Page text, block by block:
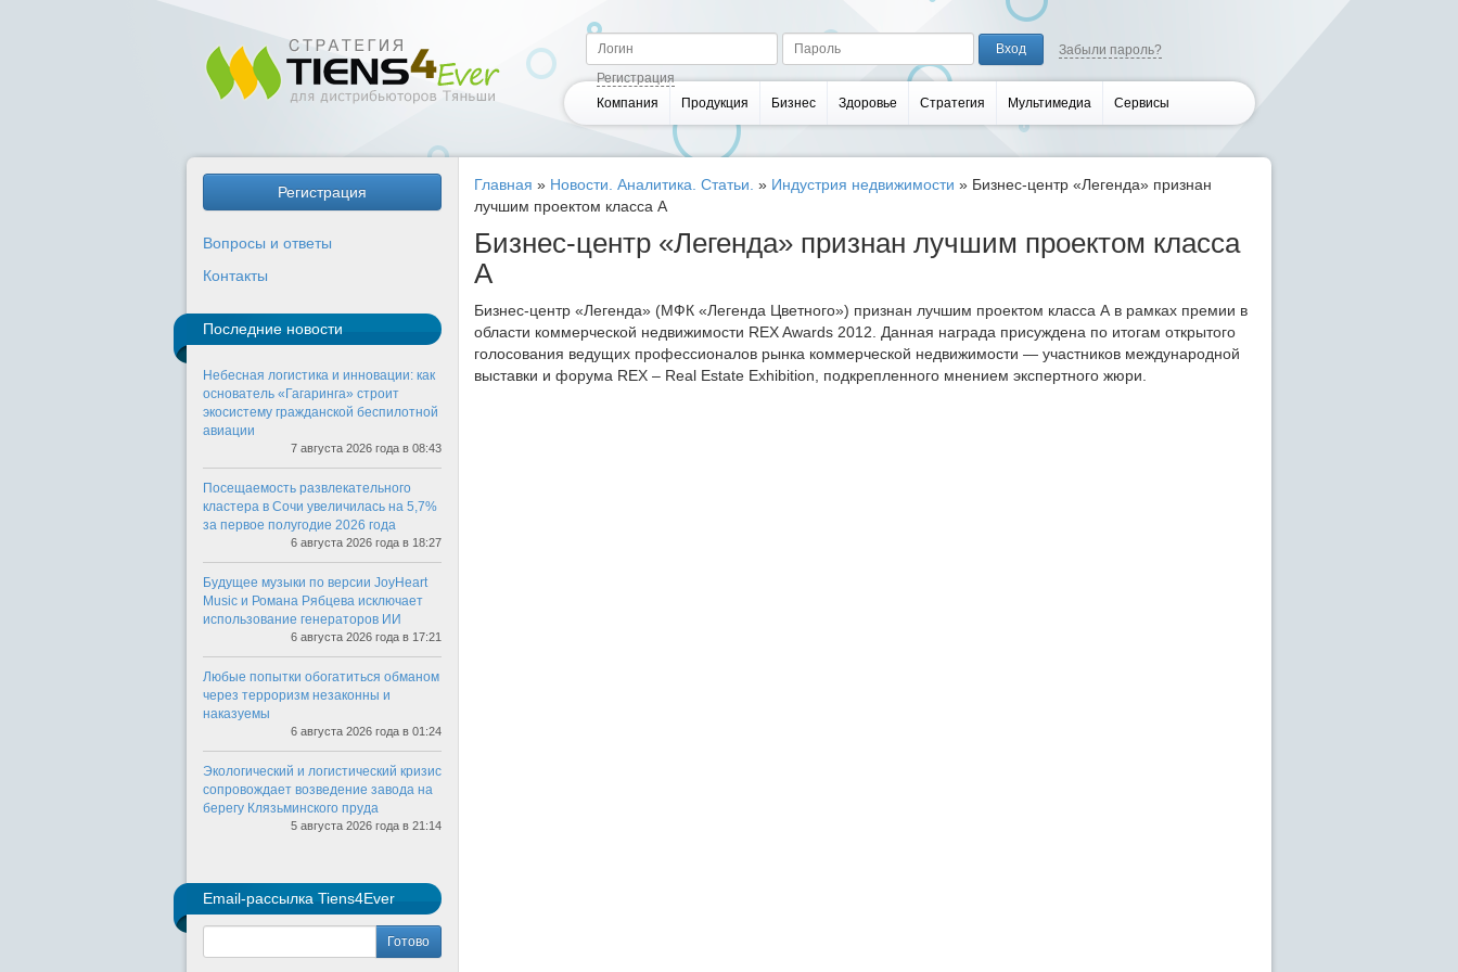
Забыли пароль?
Регистрация
Компания
Продукция Бизнес Здоровье Стратегия Мультимедиа Сервисы
Регистрация
Вопросы и ответы
Контакты
Последние новости
Небесная логистика и инновации: как
основатель «Гагаринга» строит
экосистему гражданской беспилотной
авиации
7 августа 2026 года в 08:43
Посещаемость развлекательного
кластера в Сочи увеличилась на 5,7%
за первое полугодие 2026 года
6 августа 2026 года в 18:27
Будущее музыки по версии JoyHeart
Music и Романа Рябцева исключает
использование генераторов ИИ
6 августа 2026 года в 17:21
Любые попытки обогатиться обманом
через терроризм незаконны и
наказуемы
6 августа 2026 года в 01:24
Экологический и логистический кризис
сопровождает возведение завода на
берегу Клязьминского пруда
5 августа 2026 года в 21:14
Email-рассылка Tiens4Ever
Готово
Главная » Новости. Аналитика. Статьи. » Индустрия недвижимости » Бизнес-центр «Легенда» признан
лучшим проектом класса А
Бизнес-центр «Легенда» признан лучшим проектом класса
А
Бизнес-центр «Легенда» (МФК «Легенда Цветного») признан лучшим проектом класса А в рамках премии в
области коммерческой недвижимости REX Awards 2012. Данная награда присуждена по итогам открытого
голосования ведущих профессионалов рынка коммерческой недвижимости — участников международной
выставки и форума REX – Real Estate Exhibition, подкрепленного мнением экспертного жюри.